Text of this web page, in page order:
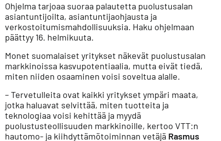
Ohjelma tarjoaa suoraa palautetta puolustusalan
asiantuntijoilta, asiantuntijaohjausta ja
verkostoitumismahdollisuuksia. Haku ohjelmaan
päättyy 16. helmikuuta.
Monet suomalaiset yritykset näkevät puolustusalan
markkinoissa kasvupotentiaalia, mutta eivät tiedä,
miten niiden osaaminen voisi soveltua alalle.
– Tervetulleita ovat kaikki yritykset ympäri maata,
jotka haluavat selvittää, miten tuotteita ja
teknologiaa voisi kehittää ja myydä
puolustusteollisuuden markkinoille, kertoo VTT:n
hautomo- ja kiihdyttämötoiminnan vetäjä Rasmus